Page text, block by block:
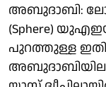
അബുദാബി:
(Sphere)
പുറത്തുള്ള